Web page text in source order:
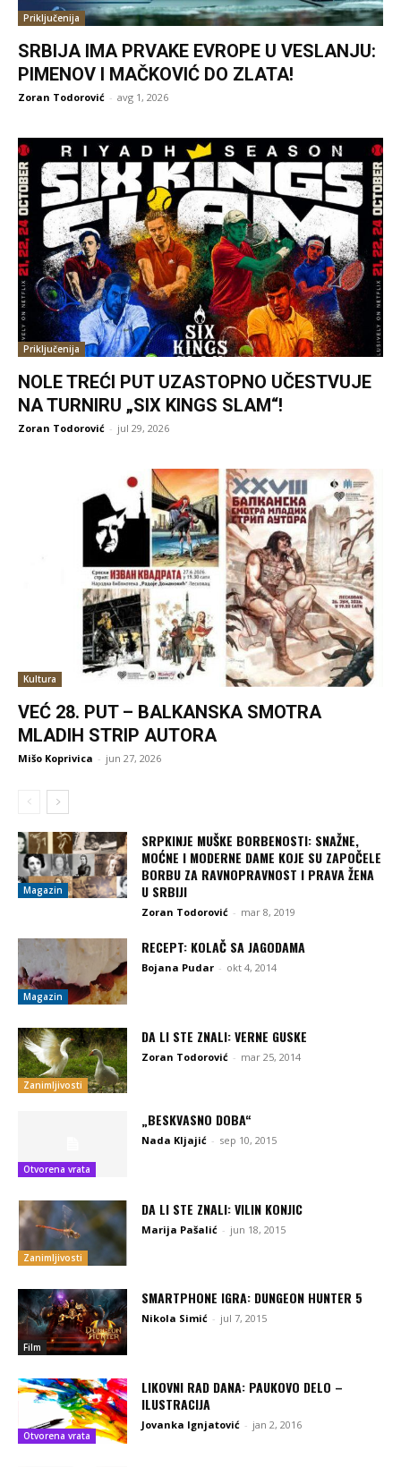
Priključenija
SRBIJA IMA PRVAKE EVROPE U VESLANJU:
PIMENOV I MAČKOVIĆ DO ZLATA!
Zoran Todorović - avg 1, 2026
Priključenija
NOLE TREĆI PUT UZASTOPNO UČESTVUJE
NA TURNIRU „SIX KINGS SLAM“!
Zoran Todorović - jul 29, 2026
Kultura
VEĆ 28. PUT – BALKANSKA SMOTRA
MLADIH STRIP AUTORA
Mišo Koprivica - jun 27, 2026
Magazin
SRPKINJE MUŠKE BORBENOSTI: SNAŽNE,
MOĆNE I MODERNE DAME KOJE SU ZAPOČELE
BORBU ZA RAVNOPRAVNOST I PRAVA ŽENA
U SRBIJI
Zoran Todorović - mar 8, 2019
Magazin
RECEPT: KOLAČ SA JAGODAMA
Bojana Pudar - okt 4, 2014
Zanimljivosti
DA LI STE ZNALI: VERNE GUSKE
Zoran Todorović - mar 25, 2014
Otvorena vrata
„BESKVASNO DOBA“
Nada Kljajić - sep 10, 2015
Zanimljivosti
DA LI STE ZNALI: VILIN KONJIC
Marija Pašalić - jun 18, 2015
Film
SMARTPHONE IGRA: DUNGEON HUNTER 5
Nikola Simić - jul 7, 2015
Otvorena vrata
LIKOVNI RAD DANA: PAUKOVO DELO –
ILUSTRACIJA
Jovanka Ignjatović - jan 2, 2016